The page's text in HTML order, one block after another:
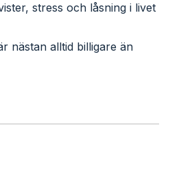
stress och låsning i livet
nästan alltid billigare än